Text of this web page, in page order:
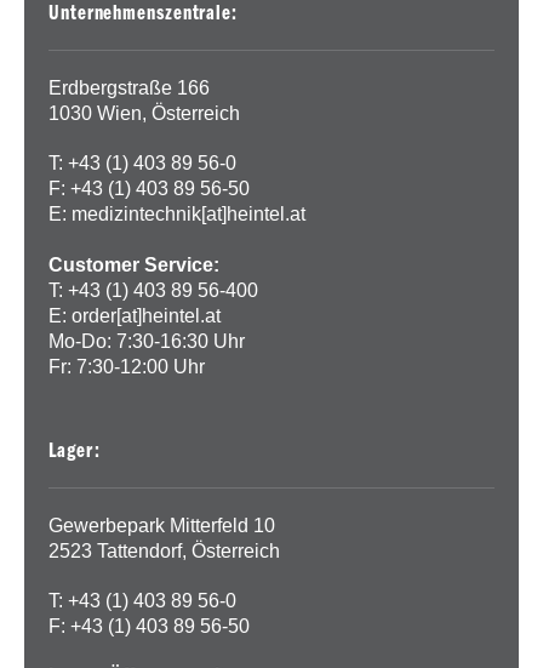
Unternehmenszentrale:
Erdbergstraße 166
1030 Wien, Österreich
T: +43 (1) 403 89 56-0
F: +43 (1) 403 89 56-50
E: medizintechnik[at]heintel.at
Customer Service:
T: +43 (1) 403 89 56-400
E: order[at]heintel.at
Mo-Do: 7:30-16:30 Uhr
Fr: 7:30-12:00 Uhr
Lager:
Gewerbepark Mitterfeld 10
2523 Tattendorf, Österreich
T: +43 (1) 403 89 56-0
F: +43 (1) 403 89 56-50